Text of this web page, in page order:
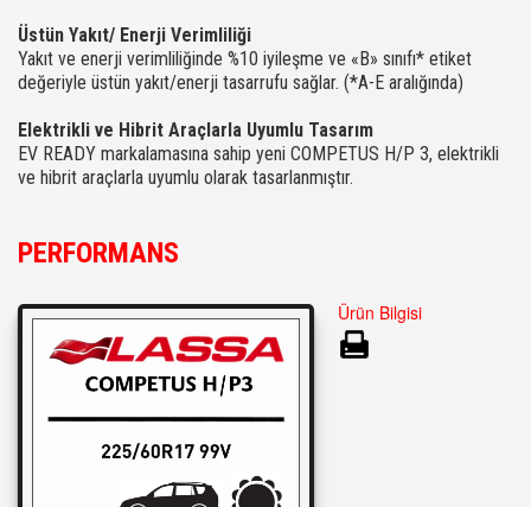
Üstün Yakıt/ Enerji Verimliliği
Yakıt ve enerji verimliliğinde %10 iyileşme ve «B» sınıfı* etiket
değeriyle üstün yakıt/enerji tasarrufu sağlar. (*A-E aralığında)
Elektrikli ve Hibrit Araçlarla Uyumlu Tasarım
EV READY markalamasına sahip yeni COMPETUS H/P 3, elektrikli
ve hibrit araçlarla uyumlu olarak tasarlanmıştır.
PERFORMANS
Ürün Bilgisi